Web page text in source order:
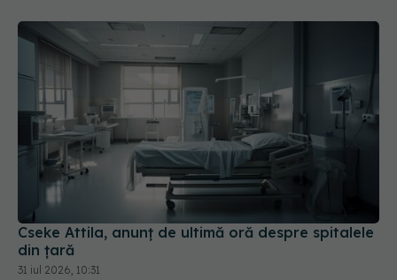
Cseke Attila, anunț de ultimă oră despre spitalele
din țară
31 iul 2026, 10:31